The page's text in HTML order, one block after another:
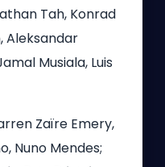
Tah, Konrad
Aleksandar
Musiala, Luis
Zaïre Emery,
Nuno Mendes;